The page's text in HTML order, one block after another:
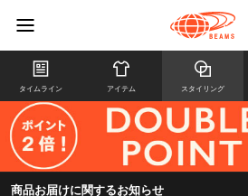
タイムライン アイテム スタイリング
商品お届けに関するお知らせ